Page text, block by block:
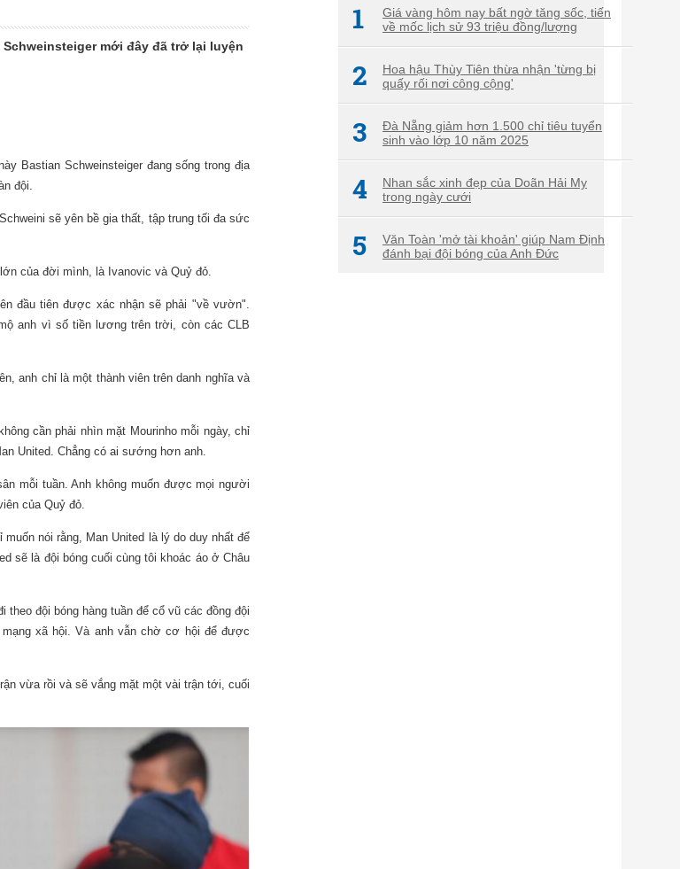
mới đây đã trở lại luyện
Bastian Schweinsteiger đang sống trong địa
đội.
sẽ yên bề gia thất, tập trung tối đa sức
của đời mình, là Ivanovic và Quỷ đỏ.
đầu tiên được xác nhận sẽ phải "về vườn".
anh vì số tiền lương trên trời, còn các CLB
anh chỉ là một thành viên trên danh nghĩa và
cần phải nhìn mặt Mourinho mỗi ngày, chỉ
United. Chẳng có ai sướng hơn anh.
mỗi tuần. Anh không muốn được mọi người
của Quỷ đỏ.
muốn nói rằng, Man United là lý do duy nhất để
sẽ là đội bóng cuối cùng tôi khoác áo ở Châu
theo đội bóng hàng tuần để cổ vũ các đồng đội
xã hội. Và anh vẫn chờ cơ hội để được
vừa rồi và sẽ vắng mặt một vài trận tới, cuối
1
Giá vàng hôm nay bất ngờ tăng sốc, tiến
về mốc lịch sử 93 triệu đồng/lượng
2
Hoa hậu Thùy Tiên thừa nhận 'từng bị
quấy rối nơi công cộng'
3
Đà Nẵng giảm hơn 1.500 chỉ tiêu tuyển
sinh vào lớp 10 năm 2025
4
Nhan sắc xinh đẹp của Doãn Hải My
trong ngày cưới
5
Văn Toàn 'mở tài khoản' giúp Nam Định
đánh bại đội bóng của Anh Đức